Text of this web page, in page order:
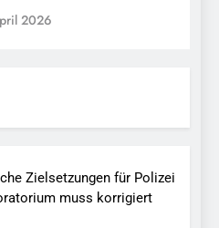
2026
Zielsetzungen für Polizei
muss korrigiert